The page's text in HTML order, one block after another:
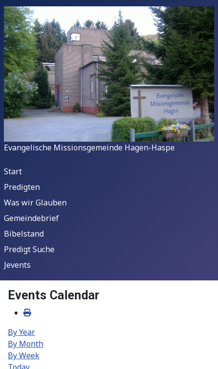
Evangelische Missionsgemeinde Hagen-Haspe
Start
Predigten
Was wir Glauben
Gemeindebrief
Bibelstand
Predigt Suche
Jevents
Events Calendar
By Year
By Month
By Week